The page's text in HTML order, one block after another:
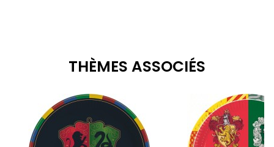
THÈMES ASSOCIÉS